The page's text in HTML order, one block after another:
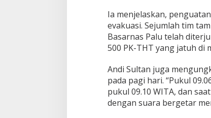
m
u
a
n
D
t
e
m
u
k
Ia menjelaskan,
evakuasi. Sejumlah tim
Basarnas Palu telah
500 PK-THT yang jatuh di
Andi Sultan juga
pada pagi hari. “Pukul
pukul 09.10 WITA, dan
dengan suara bergetar